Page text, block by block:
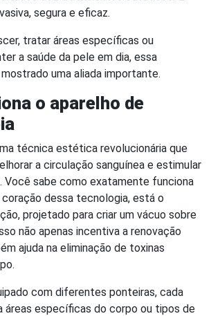
segura e eficaz.
tratar áreas específicas ou
a saúde da pele em dia, essa
uma aliada importante.
o aparelho de
técnica estética revolucionária que
a circulação sanguínea e estimular
sabe como exatamente funciona
dessa tecnologia, está o
projetado para criar um vácuo sobre
não apenas incentiva a renovação
ajuda na eliminação de toxinas
com diferentes ponteiras, cada
áreas específicas do corpo ou tipos de